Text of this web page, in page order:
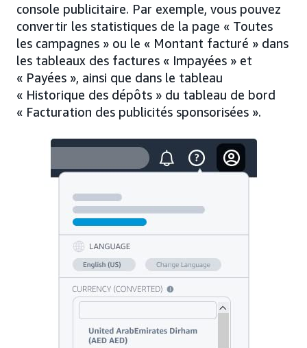
console publicitaire. Par exemple, vous pouvez
convertir les statistiques de la page « Toutes
les campagnes » ou le « Montant facturé » dans
les tableaux des factures « Impayées » et
« Payées », ainsi que dans le tableau
« Historique des dépôts » du tableau de bord
« Facturation des publicités sponsorisées ».